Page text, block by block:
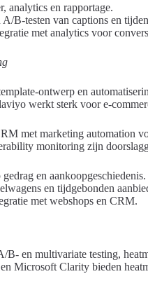
analytics en rapportage.
B-testen van captions en
met analytics voor
ontwerp en
werkt sterk voor e-
met marketing automation
monitoring zijn
en aankoopgeschiedenis.
en tijdgebonden
met webshops en CRM.
B- en multivariate testing,
Microsoft Clarity bieden